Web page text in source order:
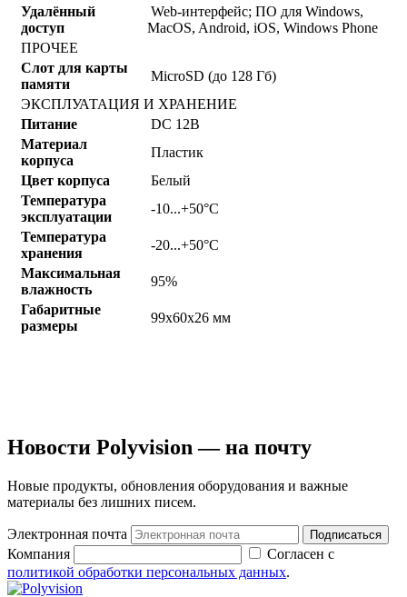
Удалённый
доступ
Web-интерфейс; ПО для Windows,
MacOS, Android, iOS, Windows Phone
ПРОЧЕЕ
Слот для карты
памяти
MicroSD (до 128 Гб)
ЭКСПЛУАТАЦИЯ И ХРАНЕНИЕ
Питание
DC 12В
Материал
корпуса
Пластик
Цвет корпуса
Белый
Температура
эксплуатации
-10...+50°С
Температура
хранения
-20...+50°С
Максимальная
влажность
95%
Габаритные
размеры
99x60x26 мм
Новости Polyvision — на почту
Новые продукты, обновления оборудования и важные
материалы без лишних писем.
Электронная почта Подписаться
Компания
Согласен с
политикой обработки персональных данных.